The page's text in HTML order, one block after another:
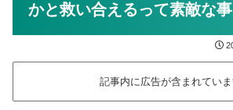
かと救い合えるって素敵な
記事内に広告が含まれていま